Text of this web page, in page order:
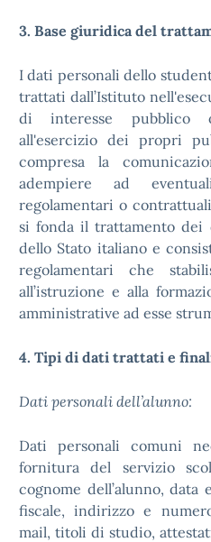
3. Base giuridica del
I dati personali dello
trattati dall’Istituto
di interesse pubblico
all'esercizio dei propri
compresa la
adempiere ad
regolamentari o
si fonda il trattamento
dello Stato italiano e
regolamentari che
all’istruzione e alla
amministrative ad esse
4. Tipi di dati trattati e
Dati personali dell’alunno:
Dati personali comuni
fornitura del servizio
cognome dell’alunno,
fiscale, indirizzo e
mail, titoli di studio,